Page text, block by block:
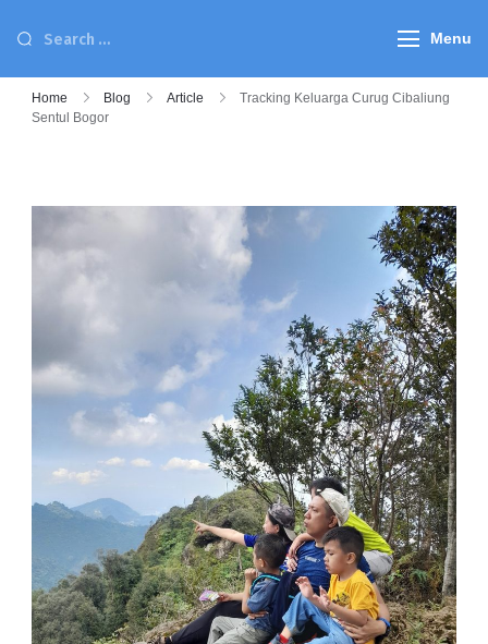
Menu
Home Blog Article
Tracking Keluarga Curug Cibaliung
Sentul Bogor